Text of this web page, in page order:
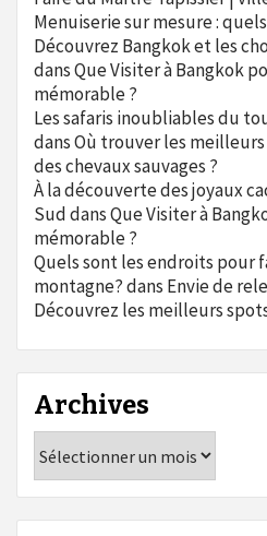
Menuiserie sur mesure :
Découvrez Bangkok et les
dansQue Visiter à Bangkok
mémorable ?
Les safaris inoubliables du
dansOù trouver les
des chevaux sauvages ?
À la découverte des joyaux
SuddansQue Visiter à
mémorable ?
Quels sont les endroits pour
montagne?dans Envie de
Découvrez les meilleurs
Archives